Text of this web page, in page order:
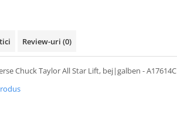
Review-uri (0)
Chuck Taylor All Star Lift, bej|galben - A17614C